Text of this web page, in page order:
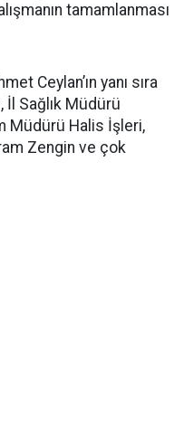
tamamlanması
Ceylan’ın yanı sıra
İl Sağlık Müdürü
Müdürü Halis İşleri,
Zengin ve çok